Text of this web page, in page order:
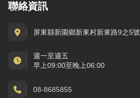
聯絡資訊
屏東縣新園鄉新東村新東路9之5號
週一至週五
早上09:00至晚上06:00
08-8685855